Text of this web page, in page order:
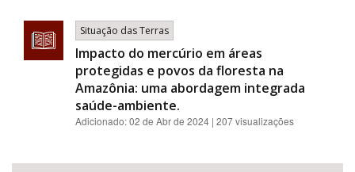
Situação das Terras
Impacto do mercúrio em áreas
protegidas e povos da floresta na
Amazônia: uma abordagem integrada
saúde-ambiente.
Adicionado:02 de Abr de 2024 | 207 visualizações